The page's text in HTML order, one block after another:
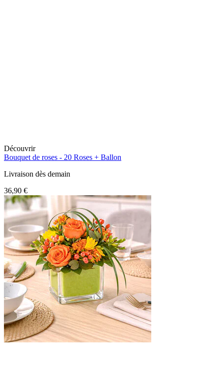
Découvrir
Bouquet de roses - 20 Roses + Ballon
Livraison dès demain
36,90 €